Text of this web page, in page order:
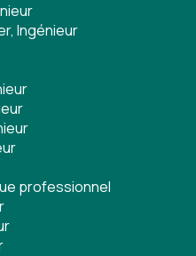
Ingénieur
professionnel